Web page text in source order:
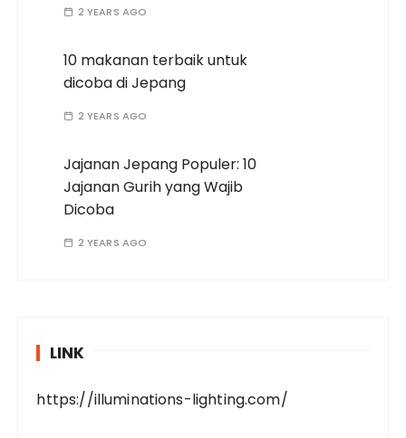
2 YEARS AGO
10 makanan terbaik untuk
dicoba di Jepang
2 YEARS AGO
Jajanan Jepang Populer: 10
Jajanan Gurih yang Wajib
Dicoba
2 YEARS AGO
LINK
https://illuminations-lighting.com/